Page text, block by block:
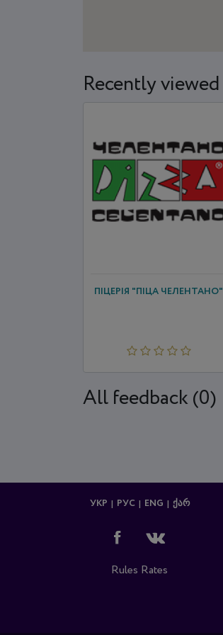
Recently viewed
ПІЦЕРІЯ "ПІЦА ЧЕЛЕНТАНО"
All feedback (0)
УКР РУС ENG ᲥᲐᲠ
Rules Rates